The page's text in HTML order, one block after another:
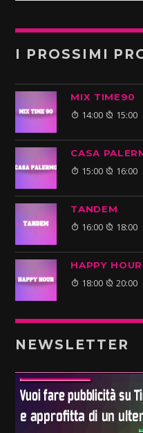
I PROSSIMI
MIX TIME90
14:00 15:00
CASA
15:00 16:00
TANDEM
16:00 18:00
HAPPY HOUR
18:00 20:00
NEWSLETTER